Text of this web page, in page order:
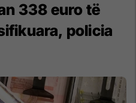
338 euro të
policia